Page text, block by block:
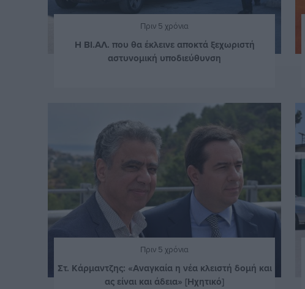
Πριν 5 χρόνια
Η ΒΙ.ΑΛ. που θα έκλεινε αποκτά ξεχωριστή
αστυνομική υποδιεύθυνση
Πριν 5 χρόνια
Στ. Κάρμαντζης: «Αναγκαία η νέα κλειστή δομή και
ας είναι και άδεια» [Ηχητικό]